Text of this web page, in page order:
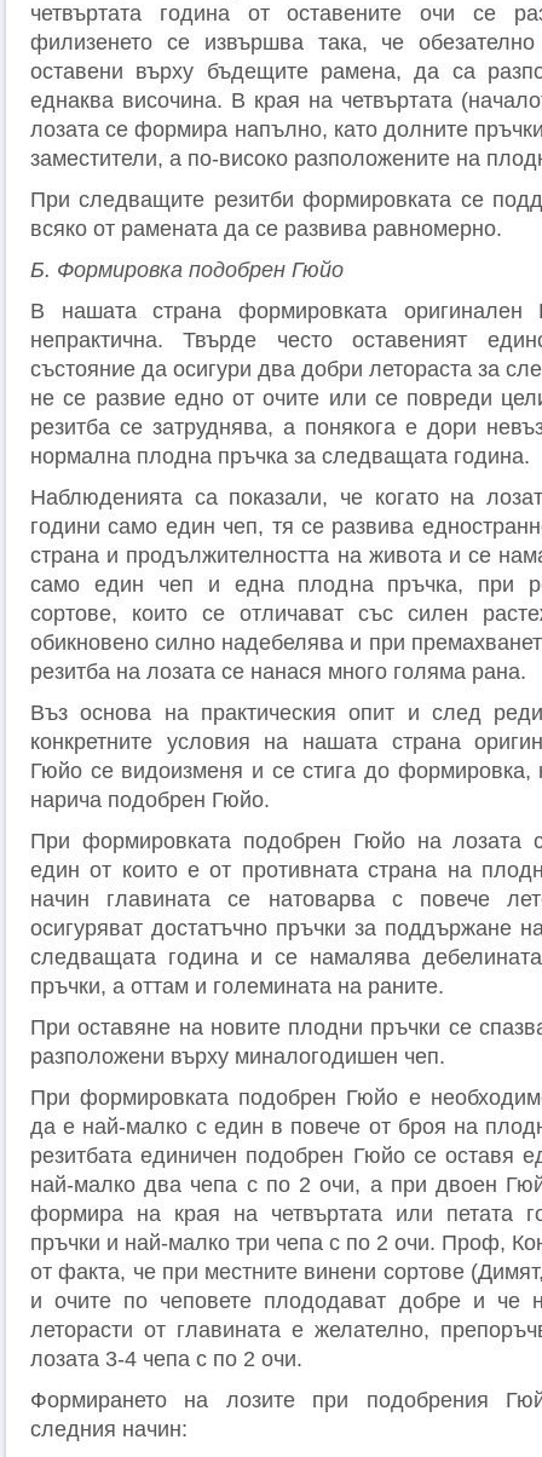
четвъртата година от оставените очи се
филизенето се извършва така, че обезателно
оставени върху бъдещите рамена, да са
еднаква височина. В края на четвъртата
лозата се формира напълно, като долните
заместители, а по-високо разположените на
При следващите резитби формировката се
всяко от рамената да се развива равномерно.
Б. Формировка подобрен Гюйо
В нашата страна формировката
непрактична. Твърде често оставеният
състояние да осигури два добри летораста за
не се развие едно от очите или се повреди
резитба се затруднява, а понякога е дори
нормална плодна пръчка за следващата година.
Наблюденията са показали, че когато на
години само един чеп, тя се развива
страна и продължителността на живота и се
само един чеп и една плодна пръчка, при
сортове, които се отличават със силен
обикновено силно надебелява и при
резитба на лозата се нанася много голяма рана.
Въз основа на практическия опит и след
конкретните условия на нашата страна
Гюйо се видоизменя и се стига до формировка,
нарича подобрен Гюйо.
При формировката подобрен Гюйо на лозата
един от които е от противната страна на
начин главината се натоварва с повече
осигуряват достатъчно пръчки за поддържане
следващата година и се намалява
пръчки, а оттам и големината на раните.
При оставяне на новите плодни пръчки се
разположени върху миналогодишен чеп.
При формировката подобрен Гюйо е
да е най-малко с един в повече от броя на
резитбата единичен подобрен Гюйо се оставя
най-малко два чепа с по 2 очи, а при двоен
формира на края на четвъртата или петата
пръчки и най-малко три чепа с по 2 очи. Проф,
от факта, че при местните винени сортове
и очите по чеповете плододават добре и че
леторасти от главината е желателно,
лозата 3-4 чепа с по 2 очи.
Формирането на лозите при подобрения
следния начин: